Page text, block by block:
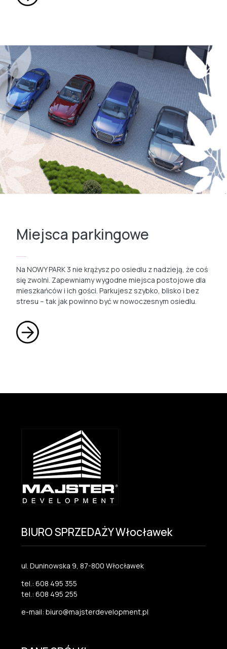
Miejsca parkingowe
Na NOWY PARK 3 nie krążysz po osiedlu z nadzieją, że coś
się zwolni. Zapewniamy wygodne miejsca postojowe dla
mieszkańców i ich gości. Parkujesz szybko, blisko i bez
stresu – tak jak powinno być w nowoczesnym osiedlu.
BIURO SPRZEDAŻY Włocławek
ul. Duninowska 9, 87-800 Włocławek
tel.: 608 495 355
tel.: 608 495 255
e-mail: biuro@majsterdevelopment.pl